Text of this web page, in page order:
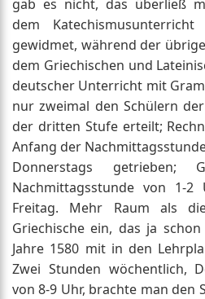
gab es nicht, das überließ
dem
gewidmet, während der
dem Griechischen und
deutscher Unterricht mit
nur zweimal den Schülern
der dritten Stufe erteilt;
Anfang der
Donnerstags
Nachmittagsstunde von 1-
Freitag. Mehr Raum als
Griechische ein, das ja
Jahre 1580 mit in den
Zwei Stunden wöchentlich,
von 8-9 Uhr, brachte man den